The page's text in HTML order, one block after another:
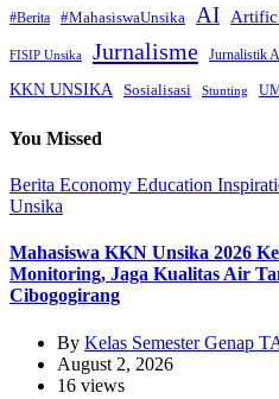
#Berita #MahasiswaUnsika AI
FISIP Unsika Jurnalisme Jurnalistik
KKN UNSIKA Sosialisasi Stunting
You Missed
Berita Economy Education
Unsika
Mahasiswa KKN Unsika 2026
Monitoring, Jaga Kualitas Air
Cibogogirang
By Kelas Semester Genap
August 2, 2026
16 views